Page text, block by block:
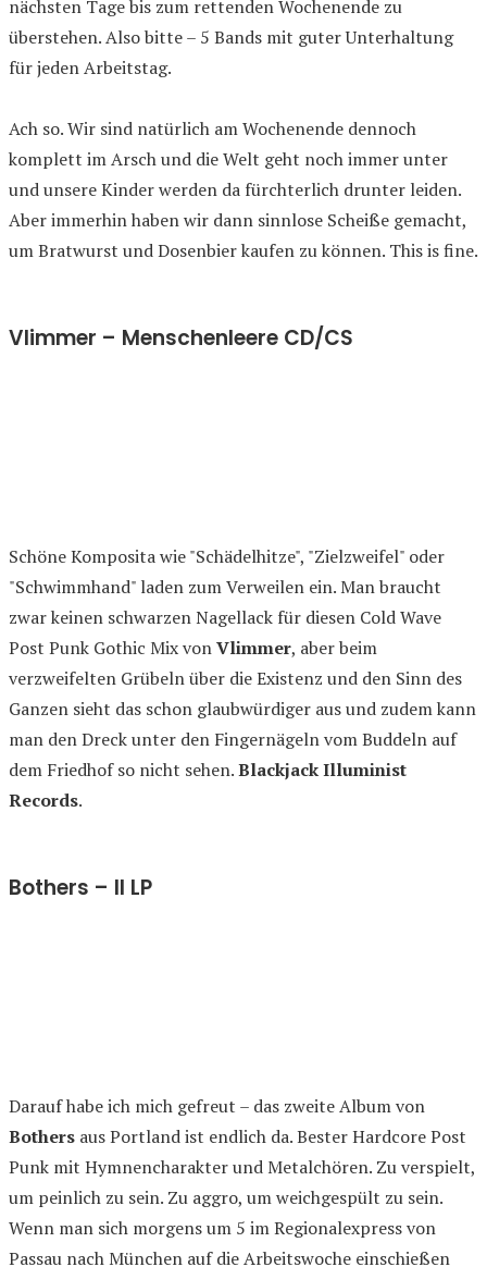
nächsten Tage bis zum rettenden Wochenende zu
überstehen. Also bitte – 5 Bands mit guter Unterhaltung
für jeden Arbeitstag.
Ach so. Wir sind natürlich am Wochenende dennoch
komplett im Arsch und die Welt geht noch immer unter
und unsere Kinder werden da fürchterlich drunter leiden.
Aber immerhin haben wir dann sinnlose Scheiße gemacht,
um Bratwurst und Dosenbier kaufen zu können. This is fine.
Vlimmer – Menschenleere CD/CS
Schöne Komposita wie "Schädelhitze", "Zielzweifel" oder
"Schwimmhand" laden zum Verweilen ein. Man braucht
zwar keinen schwarzen Nagellack für diesen Cold Wave
Post Punk Gothic Mix vonVlimmer, aber beim
verzweifelten Grübeln über die Existenz und den Sinn des
Ganzen sieht das schon glaubwürdiger aus und zudem kann
man den Dreck unter den Fingernägeln vom Buddeln auf
dem Friedhof so nicht sehen.Blackjack Illuminist
Records.
Bothers – II LP
Darauf habe ich mich gefreut – das zweite Album von
Bothers aus Portland ist endlich da. Bester Hardcore Post
Punk mit Hymnencharakter und Metalchören. Zu verspielt,
um peinlich zu sein. Zu aggro, um weichgespült zu sein.
Wenn man sich morgens um 5 im Regionalexpress von
Passau nach München auf die Arbeitswoche einschießen